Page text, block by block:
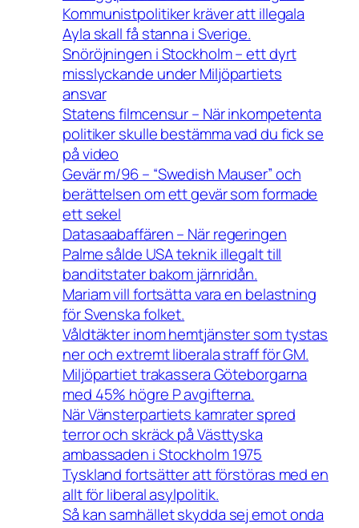
Kommunistpolitiker kräver att illegala
Ayla skall få stanna i Sverige.
Snöröjningen i Stockholm – ett dyrt
misslyckande under Miljöpartiets
ansvar
Statens filmcensur – När inkompetenta
politiker skulle bestämma vad du fick se
på video
Gevär m/96 – “Swedish Mauser” och
berättelsen om ett gevär som formade
ett sekel
Datasaabaffären – När regeringen
Palme sålde USA teknik illegalt till
banditstater bakom järnridån.
Mariam vill fortsätta vara en belastning
för Svenska folket.
Våldtäkter inom hemtjänster som tystas
ner och extremt liberala straff för GM.
Miljöpartiet trakassera Göteborgarna
med 45% högre P avgifterna.
När Vänsterpartiets kamrater spred
terror och skräck på Västtyska
ambassaden i Stockholm 1975
Tyskland fortsätter att förstöras med en
allt för liberal asylpolitik.
Så kan samhället skydda sej emot onda